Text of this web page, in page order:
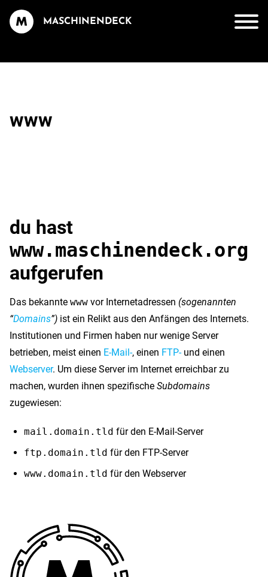
MASCHINENDECK
www
du hast
www.maschinendeck.org
aufgerufen
Das bekannte www vor Internetadressen (sogenannten
“Domains”) ist ein Relikt aus den Anfängen des Internets.
Institutionen und Firmen haben nur wenige Server
betrieben, meist einen E-Mail-, einen FTP-und einen
Webserver. Um diese Server im Internet erreichbar zu
machen, wurden ihnen spezifische Subdomains
zugewiesen:
mail.domain.tld für den E-Mail-Server
ftp.domain.tld für den FTP-Server
www.domain.tld für den Webserver